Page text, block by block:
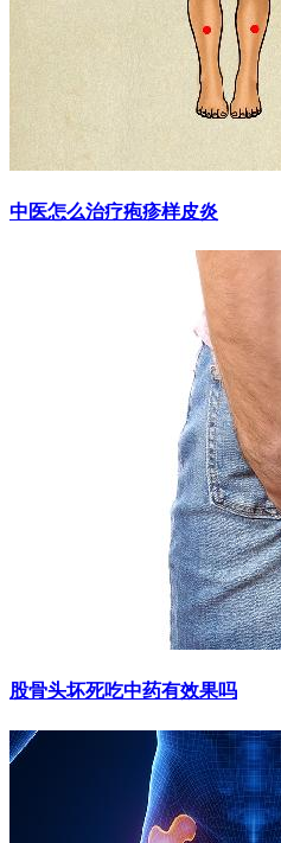
中医怎么治疗疱疹样皮炎
股骨头坏死吃中药有效果吗